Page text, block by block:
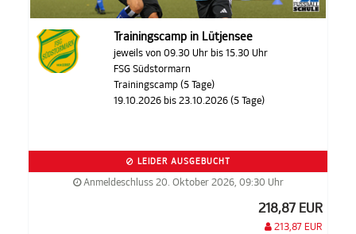
Trainingscamp in Lütjensee
jeweils von 09.30 Uhr bis 15.30 Uhr
FSG Südstormarn
Trainingscamp (5 Tage)
19.10.2026 bis 23.10.2026 (5 Tage)
LEIDER AUSGEBUCHT
Anmeldeschluss 20. Oktober 2026, 09:30 Uhr
218,87 EUR
213,87 EUR